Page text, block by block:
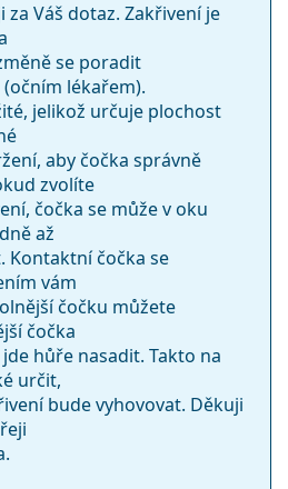
Váš dotaz. Zakřivení je
se poradit
lékařem).
jelikož určuje plochost
aby čočka správně
zvolíte
čočka se může v oku
až
Kontaktní čočka se
vám
čočku můžete
čočka
hůře nasadit. Takto na
určit,
bude vyhovovat. Děkuji